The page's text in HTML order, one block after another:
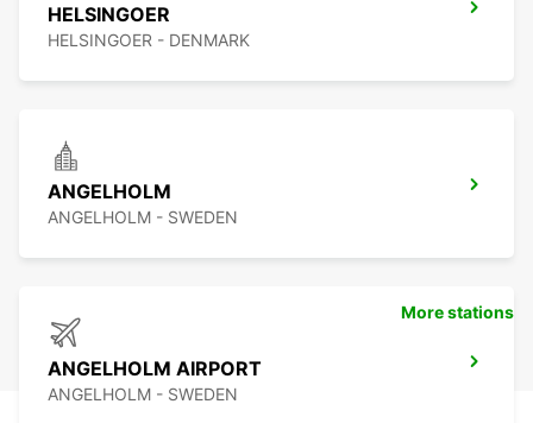
HELSINGOER
HELSINGOER - DENMARK
ANGELHOLM
ANGELHOLM - SWEDEN
ANGELHOLM AIRPORT
ANGELHOLM - SWEDEN
More stations